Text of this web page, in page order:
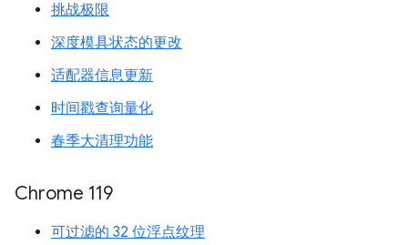
挑战极限
深度模具状态的更改
适配器信息更新
时间戳查询量化
春季大清理功能
Chrome 119
可过滤的 32 位浮点纹理